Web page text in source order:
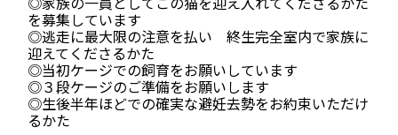
を募集しています
◎逃走に最大限の注意を払い 終生完全室内で家族に
迎えてくださるかた
◎当初ケージでの飼育をお願いしています
◎３段ケージのご準備をお願いします
◎生後半年ほどでの確実な避妊去勢をお約束いただけ
るかた